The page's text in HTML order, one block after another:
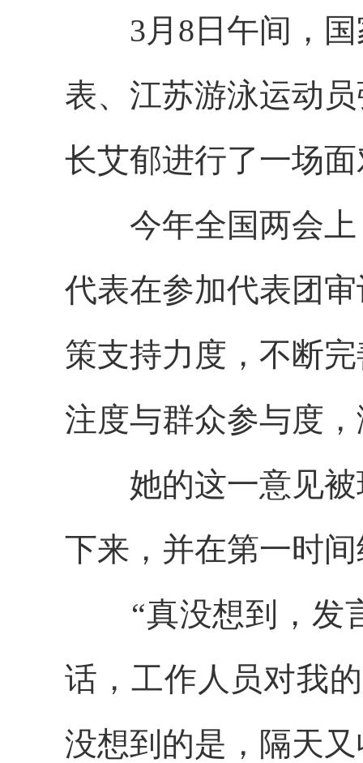
3月8日午间，国
表、江苏游泳运动
长艾郁进行了一场
今年全国两会上
代表在参加代表团
策支持力度，不断
注度与群众参与度
她的这一意见被
下来，并在第一时
“真没想到，发言
话，工作人员对我
没想到的是，隔天